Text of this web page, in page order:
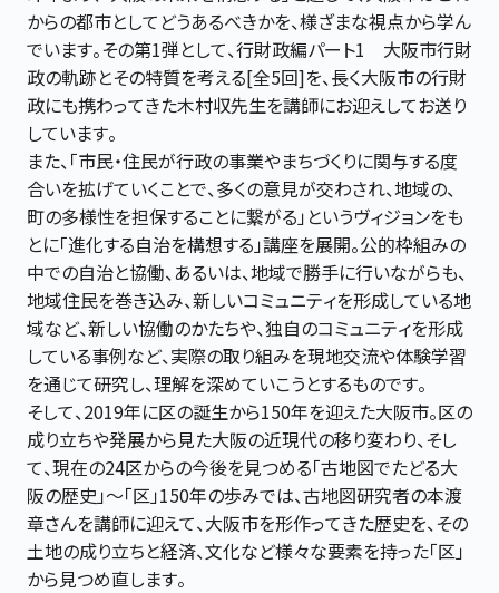
からの都市としてどうあるべきかを、様ざまな視点から学ん
でいます。その第1弾として、行財政編パート1 大阪市行財
政の軌跡とその特質を考える[全5回]を、長く大阪市の行財
政にも携わってきた木村収先生を講師にお迎えしてお送り
しています。
また、「市民・住民が行政の事業やまちづくりに関与する度
合いを拡げていくことで、多くの意見が交わされ、地域の、
町の多様性を担保することに繋がる」というヴィジョンをも
とに「進化する自治を構想する」講座を展開。公的枠組みの
中での自治と協働、あるいは、地域で勝手に行いながらも、
地域住民を巻き込み、新しいコミュニティを形成している地
域など、新しい協働のかたちや、独自のコミュニティを形成
している事例など、実際の取り組みを現地交流や体験学習
を通じて研究し、理解を深めていこうとするものです。
そして、2019年に区の誕生から150年を迎えた大阪市。区の
成り立ちや発展から見た大阪の近現代の移り変わり、そし
て、現在の24区からの今後を見つめる「古地図でたどる大
阪の歴史」～「区」150年の歩みでは、古地図研究者の本渡
章さんを講師に迎えて、大阪市を形作ってきた歴史を、その
土地の成り立ちと経済、文化など様々な要素を持った「区」
から見つめ直します。